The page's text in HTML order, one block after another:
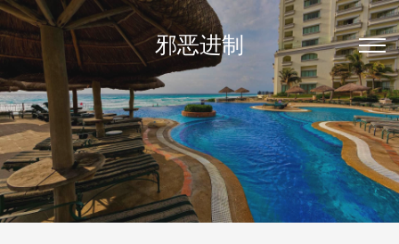
邪恶进制